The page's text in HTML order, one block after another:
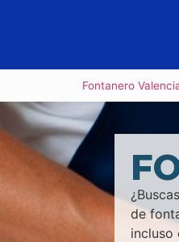
Fontanero
de
incluso